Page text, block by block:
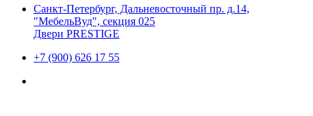
Санкт-Петербург, Дальневосточный пр. д.14,
"МебельВуд", секция 025
Двери PRESTIGE
+7 (900) 626 17 55